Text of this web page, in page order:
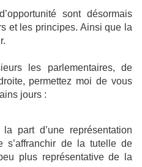
sont désormais
et les principes. Ainsi que la
les parlementaires, de
permettez moi de vous
jours :
part d’une représentation
s’affranchir de la tutelle de
plus représentative de la